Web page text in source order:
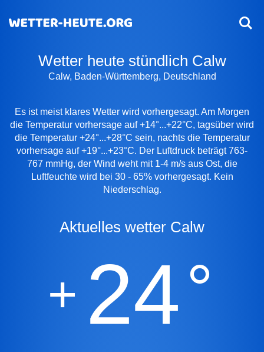
Wetter heute stündlich Calw
Calw, Baden-Württemberg, Deutschland
Es ist meist klares Wetter wird vorhergesagt. Am Morgen
die Temperatur vorhersage auf +14°...+22°C, tagsüber wird
die Temperatur +24°...+28°C sein, nachts die Temperatur
vorhersage auf +19°...+23°C. Der Luftdruck beträgt 763-
767 mmHg, der Wind weht mit 1-4 m/s aus Ost, die
Luftfeuchte wird bei 30 - 65% vorhergesagt. Kein
Niederschlag.
Aktuelles wetter Calw
+ 24°